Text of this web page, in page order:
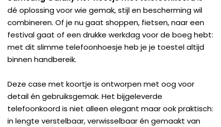
dé oplossing voor wie gemak, stijl en bescherming wil
combineren. Of je nu gaat shoppen, fietsen, naar een
festival gaat of een drukke werkdag voor de boeg hebt:
met dit slimme telefoonhoesje heb je je toestel altijd
binnen handbereik.
Deze case met koortje is ontworpen met oog voor
detail én gebruiksgemak. Het bijgeleverde
telefoonkoord is niet alleen elegant maar ook praktisch:
in lengte verstelbaar, verwisselbaar én gemaakt van